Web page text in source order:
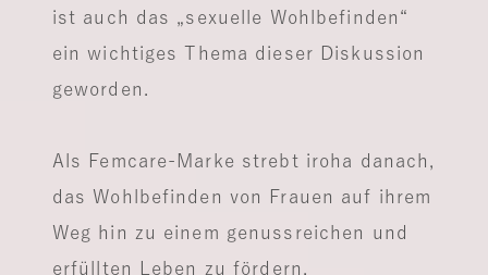
ist auch das „sexuelle Wohlbefinden“
ein wichtiges Thema dieser Diskussion
geworden.
Als Femcare-Marke strebt iroha danach,
das Wohlbefinden von Frauen auf ihrem
Weg hin zu einem genussreichen und
erfüllten Leben zu fördern.